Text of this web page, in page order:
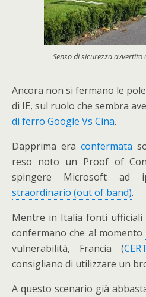
Senso di sicurezza
Ancora non si fermano le
di IE, sul ruolo che sembra
di ferro Google Vs Cina.
Dapprima era confermata
reso noto un Proof of
spingere Microsoft ad
straordinario (out of band).
Mentre in Italia fonti ufficiali
confermano cheal momento
vulnerabilità, Francia (
consigliano di utilizzare un
A questo scenario già